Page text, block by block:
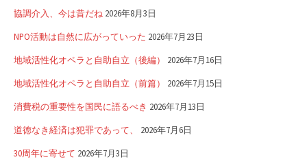
協調介入、今は昔だね 2026年8月3日
NPO活動は自然に広がっていった 2026年7月23日
地域活性化オペラと自助自立（後編） 2026年7月16日
地域活性化オペラと自助自立（前篇） 2026年7月15日
消費税の重要性を国民に語るべき 2026年7月13日
道徳なき経済は犯罪であって、 2026年7月6日
30周年に寄せて 2026年7月3日